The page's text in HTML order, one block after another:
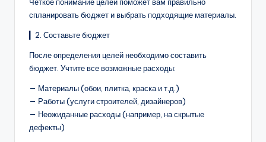
Четкое понимание целей поможет вам правильно
спланировать бюджет и выбрать подходящие материалы.
▎2. Составьте бюджет
После определения целей необходимо составить
бюджет. Учтите все возможные расходы:
— Материалы (обои, плитка, краска и т.д.)
— Работы (услуги строителей, дизайнеров)
— Неожиданные расходы (например, на скрытые
дефекты)